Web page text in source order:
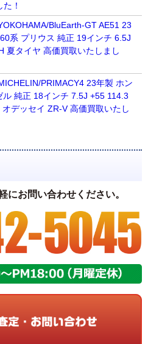
！
BluEarth-GT AE51 23
系 プリウス 純正 19インチ 6.5J
夏タイヤ 高価買取いたしまし
PRIMACY4 23年製 ホン
ル 純正 18インチ 7.5J +55 114.3
デッセイ ZR-V 高価買取いたし
にお問い合わせください。